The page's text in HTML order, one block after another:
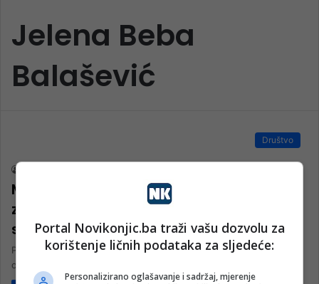
Jelena Beba
Balašević
Društvo
Mirza Selimović objavio pjesmu “Ne
znam nikog poput tebe”, emotivne
stihove pisala Balaševićeva kćerka
Popularni bh. muzičar i pobjednik Zvezda Granda Mirza Selimović
objavio je novu pjesmu “Ne znam nikog poput tebe”. Tekst i…
Portal Novikonjic.ba traži vašu dozvolu za
korištenje ličnih podataka za sljedeće:
Personalizirano oglašavanje i sadržaj, mjerenje